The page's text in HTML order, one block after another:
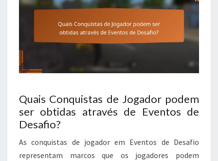
Quais Conquistas de Jogador podem
ser obtidas através de Eventos de
Desafio?
As conquistas de jogador em Eventos de Desafio
representam marcos que os jogadores podem